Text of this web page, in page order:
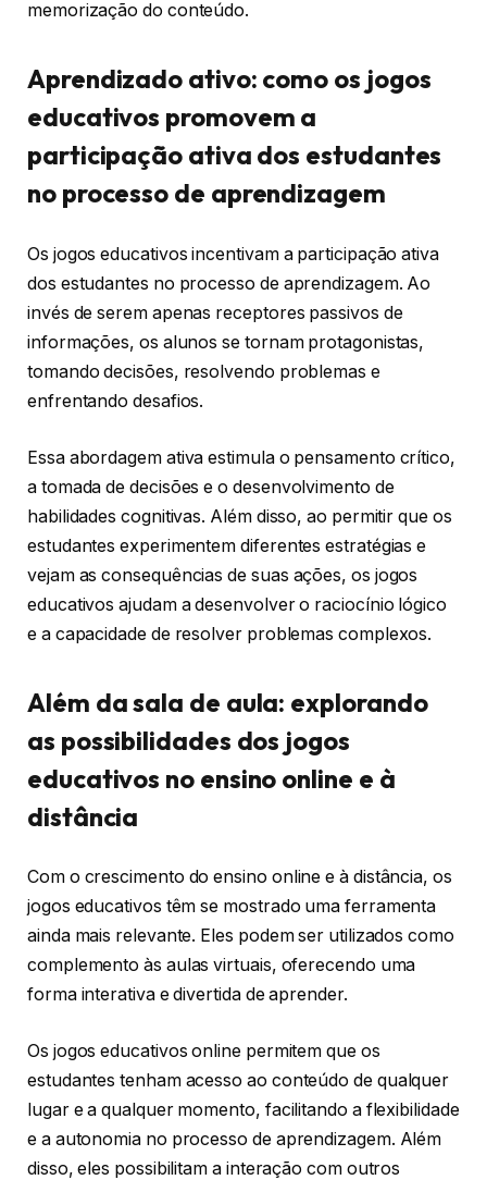
memorização do conteúdo.
Aprendizado ativo: como os jogos
educativos promovem a
participação ativa dos estudantes
no processo de aprendizagem
Os jogos educativos incentivam a participação ativa
dos estudantes no processo de aprendizagem. Ao
invés de serem apenas receptores passivos de
informações, os alunos se tornam protagonistas,
tomando decisões, resolvendo problemas e
enfrentando desafios.
Essa abordagem ativa estimula o pensamento crítico,
a tomada de decisões e o desenvolvimento de
habilidades cognitivas. Além disso, ao permitir que os
estudantes experimentem diferentes estratégias e
vejam as consequências de suas ações, os jogos
educativos ajudam a desenvolver o raciocínio lógico
e a capacidade de resolver problemas complexos.
Além da sala de aula: explorando
as possibilidades dos jogos
educativos no ensino online e à
distância
Com o crescimento do ensino online e à distância, os
jogos educativos têm se mostrado uma ferramenta
ainda mais relevante. Eles podem ser utilizados como
complemento às aulas virtuais, oferecendo uma
forma interativa e divertida de aprender.
Os jogos educativos online permitem que os
estudantes tenham acesso ao conteúdo de qualquer
lugar e a qualquer momento, facilitando a flexibilidade
e a autonomia no processo de aprendizagem. Além
disso, eles possibilitam a interação com outros